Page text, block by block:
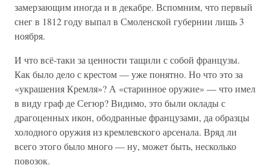
замерзающим иногда и в декабре. Вспомним, что первый
снег в 1812 году выпал в Смоленской губернии лишь 3
ноября.
И что всё-таки за ценности тащили с собой французы.
Как было дело с крестом — уже понятно. Но что это за
«украшения Кремля»? А «старинное оружие» — что имел
в виду граф де Сегюр? Видимо, это были оклады с
драгоценных икон, ободранные французами, да образцы
холодного оружия из кремлевского арсенала. Вряд ли
всего этого было много — ну, может быть, несколько
повозок.